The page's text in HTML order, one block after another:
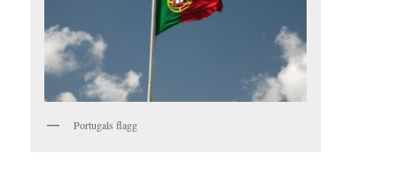
Portugals flagg